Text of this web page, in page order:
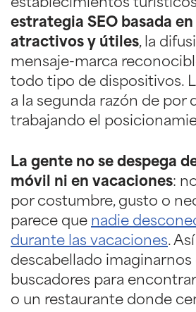
establecimientos
estrategia SEO basada
atractivos y útiles, la
mensaje-marca
todo tipo de dispositivos.
a la segunda razón de por
trabajando el
La gente no se despega
móvil ni en vacaciones:
por costumbre, gusto o
parece que nadie
durante las vacaciones.
descabellado imaginarnos
buscadores para
o un restaurante donde